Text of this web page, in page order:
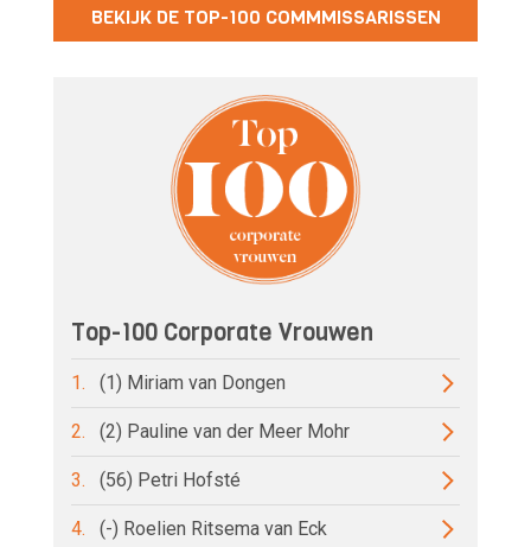
BEKIJK DE TOP-100 COMMMISSARISSEN
Top-100 Corporate Vrouwen
1. (1) Miriam van Dongen
2. (2) Pauline van der Meer Mohr
3. (56) Petri Hofsté
4. (-) Roelien Ritsema van Eck